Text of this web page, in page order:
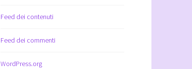
Feed dei contenuti
Feed dei commenti
WordPress.org